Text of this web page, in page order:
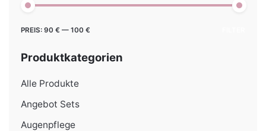
Min.
Max.
PREIS: 90 € — 100 €
Produktkategorien
Alle Produkte
Angebot Sets
Augenpflege